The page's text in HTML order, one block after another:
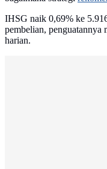
IHSG naik 0,69% ke
pembelian,
harian.